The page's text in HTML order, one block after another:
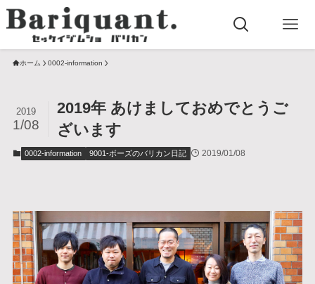
ホーム 0002-information
2019年 あけましておめでとうご
ざいます
2019
1/08
0002-information 9001-ボーズのバリカン日記 2019/01/08